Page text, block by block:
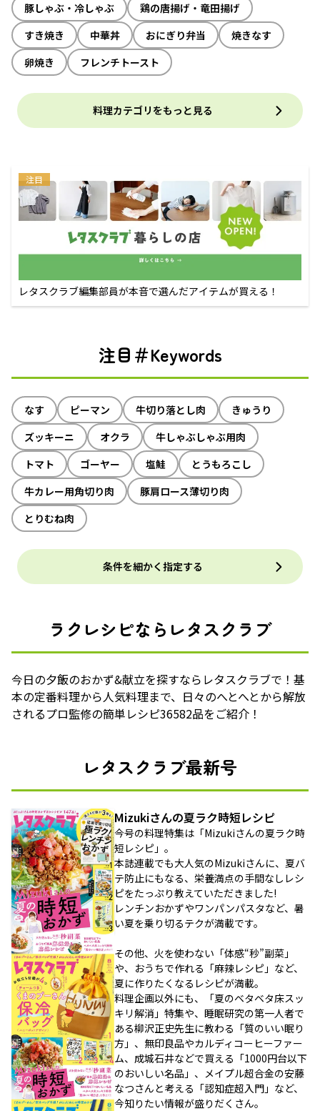
豚しゃぶ・冷しゃぶ
鶏の唐揚げ・竜田揚げ
すき焼き
中華丼 おにぎり弁当
焼きなす
卵焼き
フレンチトースト
料理カテゴリをもっと見る
注目
レタスクラブ編集部員が本音で選んだアイテムが買える！
注目＃Keywords
なす ピーマン 牛切り落とし肉
きゅうり
ズッキーニ
オクラ
牛しゃぶしゃぶ用肉
トマト
ゴーヤー 塩鮭
とうもろこし
牛カレー用角切り肉
豚肩ロース薄切り肉
とりむね肉
条件を細かく指定する
ラクレシピならレタスクラブ
今日の夕飯のおかず&献立を探すならレタスクラブで！基
本の定番料理から人気料理まで、日々のへとへとから解放
されるプロ監修の簡単レシピ36582品をご紹介！
レタスクラブ最新号
Mizukiさんの夏ラク時短レシピ
今号の料理特集は「Mizukiさんの夏ラク時
短レシピ」。
本誌連載でも大人気のMizukiさんに、夏バ
テ防止にもなる、栄養満点の手間なしレシ
ピをたっぷり教えていただきました!
レンチンおかずやワンパンパスタなど、暑
い夏を乗り切るテクが満載です。
その他、火を使わない「体感“秒”副菜」
や、おうちで作れる「麻辣レシピ」など、
夏に作りたくなるレシピが満載。
料理企画以外にも、「夏のベタベタ床スッ
キリ解消」特集や、睡眠研究の第一人者で
ある柳沢正史先生に教わる「質のいい眠り
方」、無印良品やカルディコーヒーファー
ム、成城石井などで買える「1000円台以下
のおいしい名品」、メイプル超合金の安藤
なつさんと考える「認知症超入門」など、
今知りたい情報が盛りだくさん。